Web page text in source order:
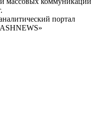
портал